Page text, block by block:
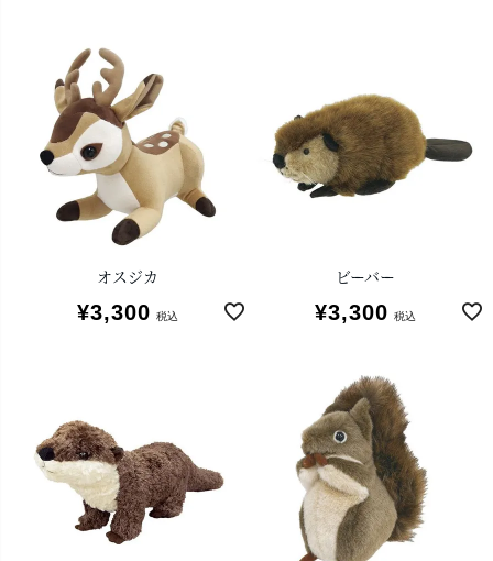
オスジカ
¥3,300 税込
ビーバー
¥3,300 税込